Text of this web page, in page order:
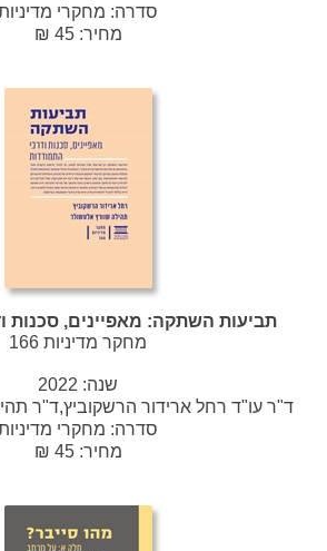
סדרה: מחקרי
מחיר: 45 ₪
תביעות השתקה: מאפיינים, סכנות
מחקר מדיניות 166
שנה: 2022
ד"ר עו"ד רחל ארידור הרשקוביץ,ד"ר
סדרה: מחקרי
מחיר: 45 ₪